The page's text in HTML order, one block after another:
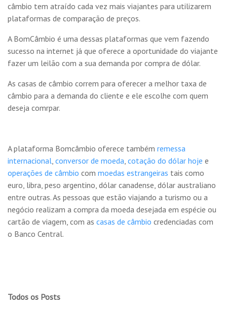
câmbio tem atraído cada vez mais viajantes para utilizarem
plataformas de comparação de preços.
A BomCâmbio é uma dessas plataformas que vem fazendo
sucesso na internet já que oferece a oportunidade do viajante
fazer um leilão com a sua demanda por compra de dólar.
As casas de câmbio correm para oferecer a melhor taxa de
câmbio para a demanda do cliente e ele escolhe com quem
deseja comrpar.
A plataforma Bomcâmbio oferece também remessa
internacional conversor de moeda cotação do dólar hoje e
operações de câmbio com moedas estrangeiras tais como
euro, libra, peso argentino, dólar canadense, dólar australiano
entre outras. As pessoas que estão viajando a turismo ou a
negócio realizam a compra da moeda desejada em espécie ou
cartão de viagem, com as casas de câmbio credenciadas com
o Banco Central.
Todos os Posts